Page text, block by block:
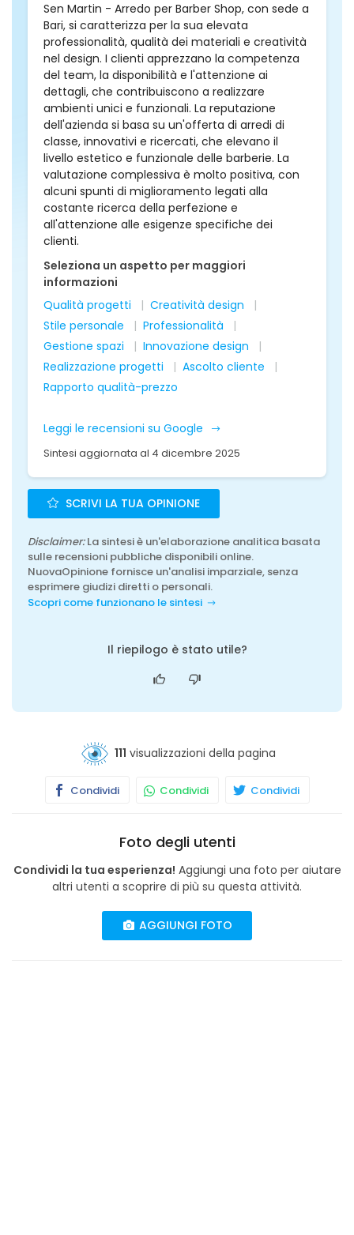
Sen Martin - Arredo per Barber Shop, con sede a
Bari, si caratterizza per la sua elevata
professionalità, qualità dei materiali e creatività
nel design. I clienti apprezzano la competenza
del team, la disponibilità e l'attenzione ai
dettagli, che contribuiscono a realizzare
ambienti unici e funzionali. La reputazione
dell'azienda si basa su un'offerta di arredi di
classe, innovativi e ricercati, che elevano il
livello estetico e funzionale delle barberie. La
valutazione complessiva è molto positiva, con
alcuni spunti di miglioramento legati alla
costante ricerca della perfezione e
all'attenzione alle esigenze specifiche dei
clienti.
Seleziona un aspetto per maggiori
informazioni
Qualità progetti
Creatività design
Stile personale
Professionalità
Gestione spazi
Innovazione design
Realizzazione progetti
Ascolto cliente
Rapporto qualità-prezzo
Leggi le recensioni su Google
Sintesi aggiornata al 4 dicembre 2025
SCRIVI LA TUA OPINIONE
Disclaimer:La sintesi è un'elaborazione analitica basata
sulle recensioni pubbliche disponibili online.
NuovaOpinione fornisce un'analisi imparziale, senza
esprimere giudizi diretti o personali.
Scopri come funzionano le sintesi
Il riepilogo è stato utile?
111 visualizzazioni della pagina
Condividi Condividi Condividi
Foto degli utenti
Condividi la tua esperienza! Aggiungi una foto per aiutare
altri utenti a scoprire di più su questa attività.
AGGIUNGI FOTO